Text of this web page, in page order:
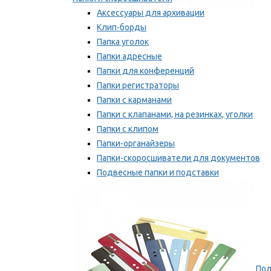
Аксессуары для архивации
Клип-борды
Папка уголок
Папки адресные
Папки для конференций
Папки регистраторы
Папки с карманами
Папки с клапанами, на резинках, уголки
Папки с клипом
Папки-органайзеры
Папки-скоросшиватели для документов
Подвесные папки и подставки